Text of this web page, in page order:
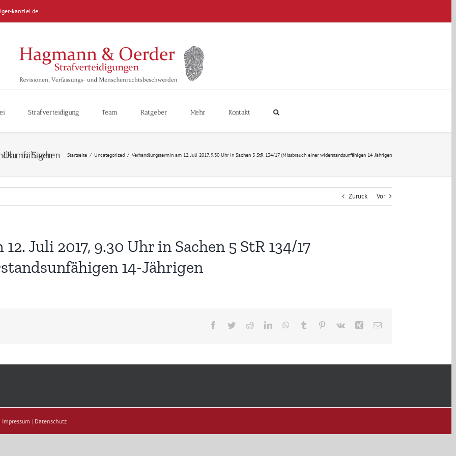
kanzlei.de
Strafverteidigung Team Ratgeber Mehr Kontakt
Startseite / Uncategorized / Verhandlungstermin am 12. Juli 2017, 9.30 Uhr in Sachen 5 StR 134/17 (Missbrauch einer widerstandsunfähigen 14-Jährigen
Zurück Vor
Juli 2017, 9.30 Uhr in Sachen 5 StR 134/17
14-Jährigen
Facebook
TwitterRedditLinkedInWhatsApp
Tumblr Pinterest
Vk Xing E-
Impressum | Datenschutz